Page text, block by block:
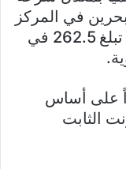
ومن ثم البحرين في المركز
الثالث عالمياً بسرعة سرعة تنزيل تبلغ 262.5 في
على أساس
الثابت